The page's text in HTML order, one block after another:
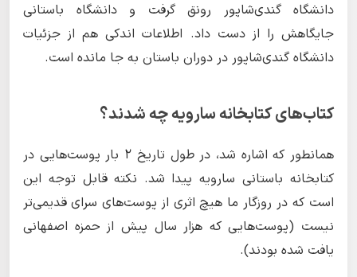
دانشگاه گندی‌شاپور رونق گرفت و دانشگاه باستانی
جایگاهش را از دست داد. اطلاعات اندکی هم از جزئیات
دانشگاه گندی‌شاپور در دوران باستان به جا مانده است.
کتاب‌های کتابخانه سارویه چه شدند؟
همانطور که اشاره شد، در طول تاریخ ۲ بار پوست‌هایی در
کتابخانه باستانی سارویه پیدا شد. نکته قابل توجه این
است که در روزگار ما هیچ اثری از پوست‌های سرای قدیمی‌تر
نیست (پوست‌هایی که هزار سال پیش از حمزه اصفهانی
یافت شده بودند).